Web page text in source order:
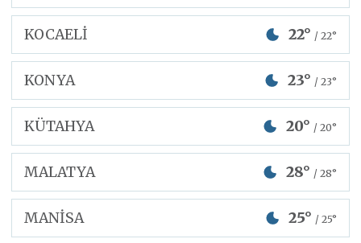
KOCAELİ 22° / 22°
KONYA 23° / 23°
KÜTAHYA 20° / 20°
MALATYA 28° / 28°
MANİSA 25° / 25°